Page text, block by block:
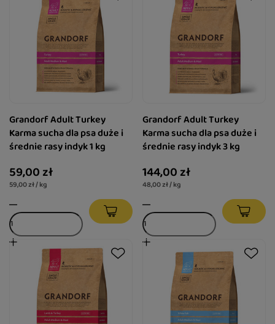
Grandorf Adult Turkey
Karma sucha dla psa duże i
średnie rasy indyk 1 kg
59,00 zł
59,00 zł / kg
Grandorf Adult Turkey
Karma sucha dla psa duże i
średnie rasy indyk 3 kg
144,00 zł
48,00 zł / kg